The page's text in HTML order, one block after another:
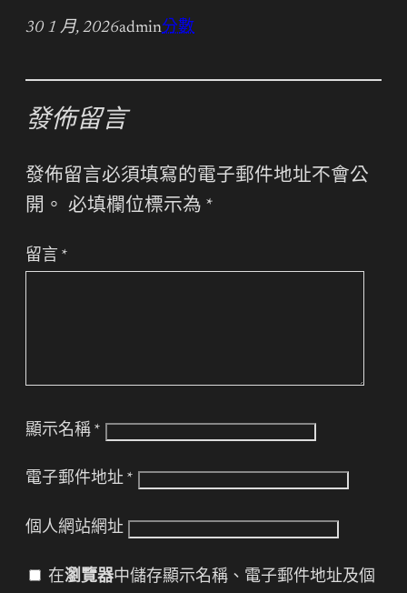
30 1 月, 2026admin分數
發佈留言
發佈留言必須填寫的電子郵件地址不會公
開。 必填欄位標示為 *
留言 *
顯示名稱 *
電子郵件地址 *
個人網站網址
在瀏覽器中儲存顯示名稱、電子郵件地址及個